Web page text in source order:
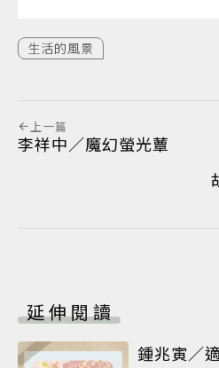
生活的風景
上一篇
李祥中／魔幻螢光蕈
延伸閱讀
鍾兆寅／